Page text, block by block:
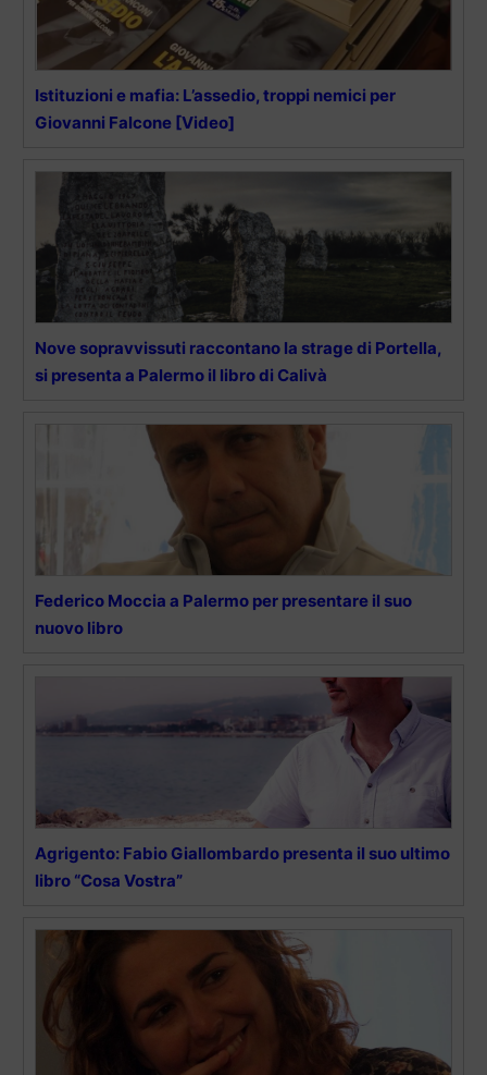
Istituzioni e mafia: L’assedio, troppi nemici per
Giovanni Falcone [Video]
Nove sopravvissuti raccontano la strage di Portella,
si presenta a Palermo il libro di Calivà
Federico Moccia a Palermo per presentare il suo
nuovo libro
Agrigento: Fabio Giallombardo presenta il suo ultimo
libro “Cosa Vostra”